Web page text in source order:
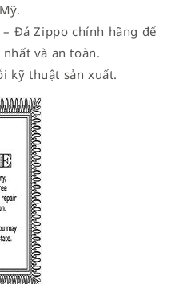
– Đá Zippo chính hãng để
và an toàn.
kỹ thuật sản xuất.